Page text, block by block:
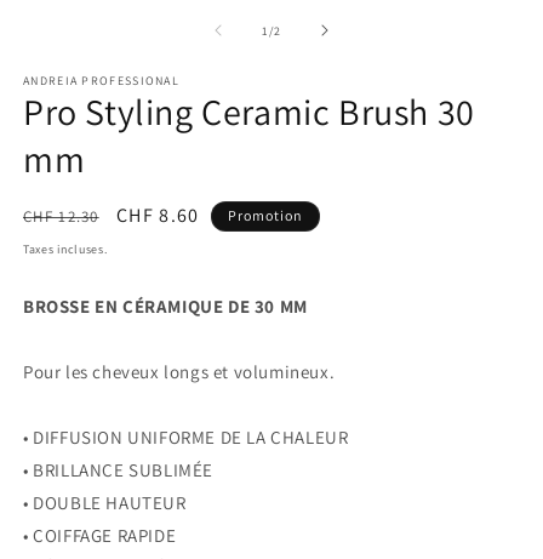
une
fenêtre
modale
1/de2
ANDREIA PROFESSIONAL
Pro Styling Ceramic Brush 30
mm
Prix
habituel
CHF 12.30
Prix
CHF 8.60 Promotion
Taxes incluses.
BROSSE EN CÉRAMIQUE DE 30 MM
Pour les cheveux longs et volumineux.
• DIFFUSION UNIFORME DE LA CHALEUR
• BRILLANCE SUBLIMÉE
• DOUBLE HAUTEUR
• COIFFAGE RAPIDE